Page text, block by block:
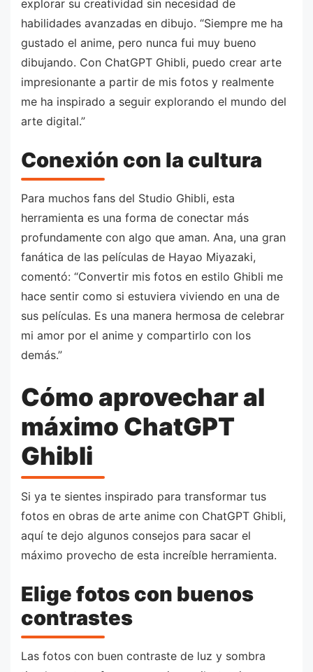
explorar su creatividad sin necesidad de
habilidades avanzadas en dibujo. “Siempre me ha
gustado el anime, pero nunca fui muy bueno
dibujando. Con ChatGPT Ghibli, puedo crear arte
impresionante a partir de mis fotos y realmente
me ha inspirado a seguir explorando el mundo del
arte digital.”
Conexión con la cultura
Para muchos fans del Studio Ghibli, esta
herramienta es una forma de conectar más
profundamente con algo que aman. Ana, una gran
fanática de las películas de Hayao Miyazaki,
comentó: “Convertir mis fotos en estilo Ghibli me
hace sentir como si estuviera viviendo en una de
sus películas. Es una manera hermosa de celebrar
mi amor por el anime y compartirlo con los
demás.”
Cómo aprovechar al
máximo ChatGPT
Ghibli
Si ya te sientes inspirado para transformar tus
fotos en obras de arte anime con ChatGPT Ghibli,
aquí te dejo algunos consejos para sacar el
máximo provecho de esta increíble herramienta.
Elige fotos con buenos
contrastes
Las fotos con buen contraste de luz y sombra